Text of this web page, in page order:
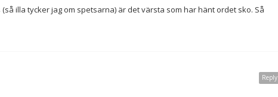
illa tycker jag om spetsarna) är det värsta som har hänt ordet sko. Så
Reply